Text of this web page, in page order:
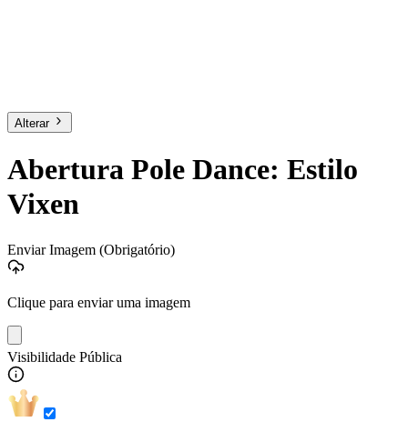
Alterar
Abertura Pole Dance: Estilo
Vixen
Enviar Imagem (Obrigatório)
Clique para enviar uma imagem
Visibilidade Pública